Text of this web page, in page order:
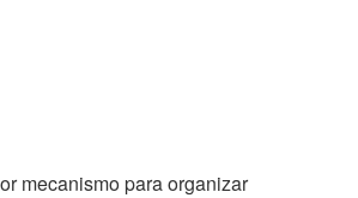
mecanismo para organizar